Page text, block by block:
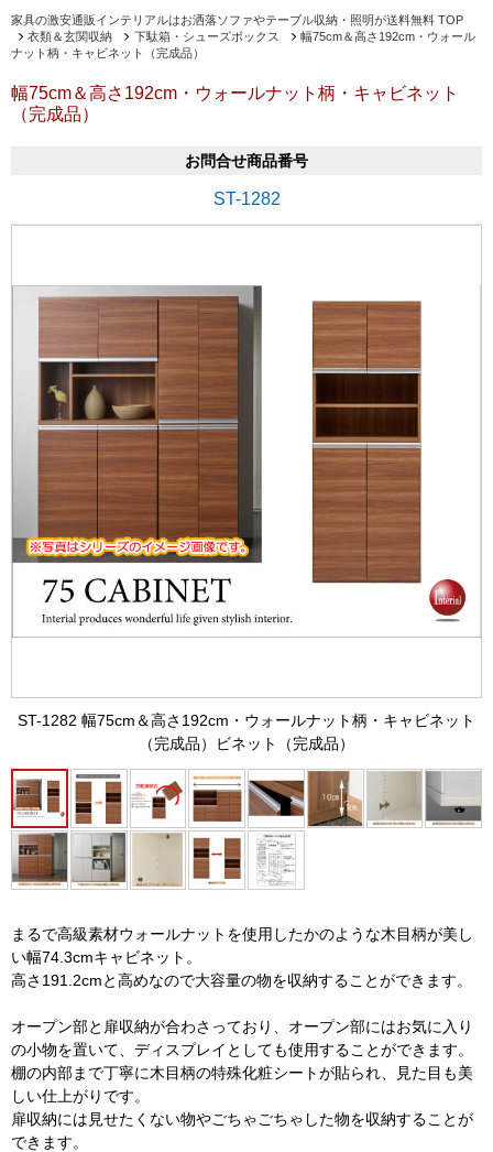
家具の激安通販インテリアルはお洒落ソファやテーブル収納・照明が送料無料 TOP
衣類＆玄関収納
下駄箱・シューズボックス
幅75cm＆高さ192cm・ウォール
ナット柄・キャビネット（完成品）
幅75cm＆高さ192cm・ウォールナット柄・キャビネット
（完成品）
お問合せ商品番号
ST-1282
ST-1282 幅75cm＆高さ192cm・ウォールナット柄・キャビネット
（完成品）ビネット（完成品）
まるで高級素材ウォールナットを使用したかのような木目柄が美し
い幅74.3cmキャビネット。
高さ191.2cmと高めなので大容量の物を収納することができます。
オープン部と扉収納が合わさっており、オープン部にはお気に入り
の小物を置いて、ディスプレイとしても使用することができます。
棚の内部まで丁寧に木目柄の特殊化粧シートが貼られ、見た目も美
しい仕上がりです。
扉収納には見せたくない物やごちゃごちゃした物を収納することが
できます。